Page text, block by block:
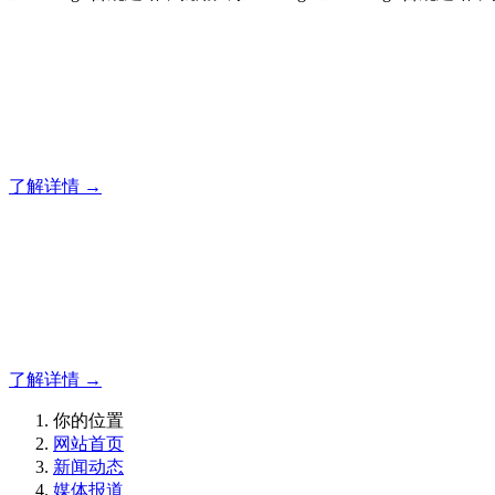
了解详情 →
了解详情 →
你的位置
网站首页
新闻动态
媒体报道